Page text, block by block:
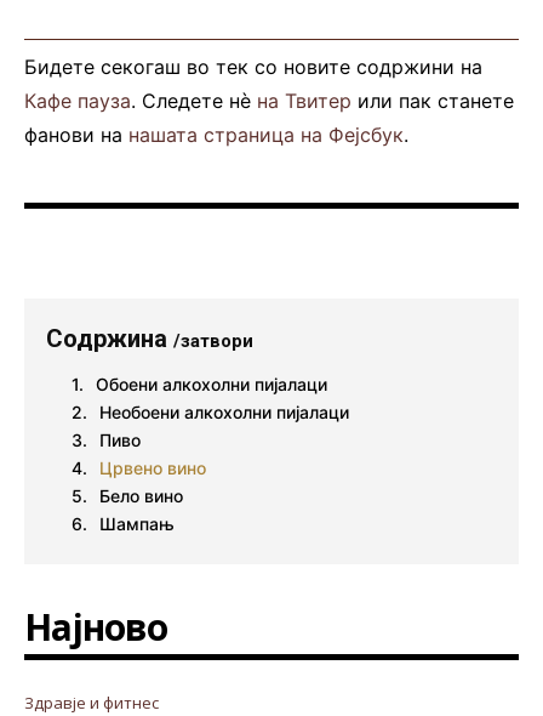
Бидете секогаш во тек со новите содржини на
Кафе пауза. Следете нè на Твитер или пак станете
фанови на нашата страница на Фејсбук.
Содржина /затвори
Обоени алкохолни пијалаци
Необоени алкохолни пијалаци
Пиво
Црвено вино
Бело вино
Шампањ
Најново
Здравје и фитнес